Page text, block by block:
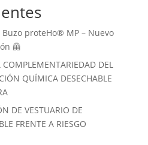
proteHo® MP – Nuevo
🦺
DEL
QUÍMICA DESECHABLE
DE VESTUARIO DE
FRENTE A RIESGO